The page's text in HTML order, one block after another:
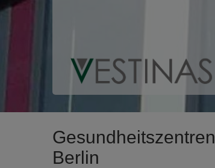
Gesundheitszentren
Berlin